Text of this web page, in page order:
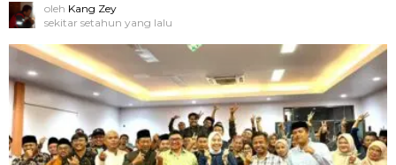
oleh Kang Zey
sekitar setahun yang lalu